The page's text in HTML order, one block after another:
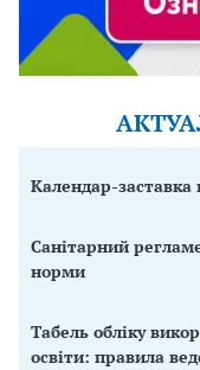
Календар-заставка
Санітарний
норми
Табель обліку
освіти: правила